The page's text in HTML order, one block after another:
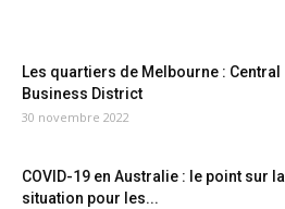
Les quartiers de Melbourne : Central
Business District
30 novembre 2022
COVID-19 en Australie : le point sur la
situation pour les...